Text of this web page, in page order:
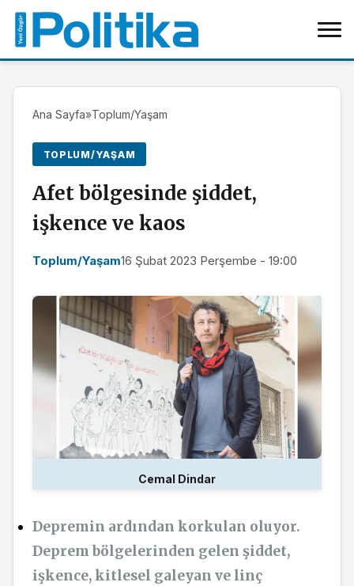
Ana Sayfa»Toplum/Yaşam
TOPLUM/YAŞAM
Afet bölgesinde şiddet,
işkence ve kaos
Toplum/Yaşam16 Şubat 2023 Perşembe - 19:00
Cemal Dindar
Depremin ardından korkulan oluyor.
Deprem bölgelerinden gelen şiddet,
işkence, kitlesel galeyan ve linç